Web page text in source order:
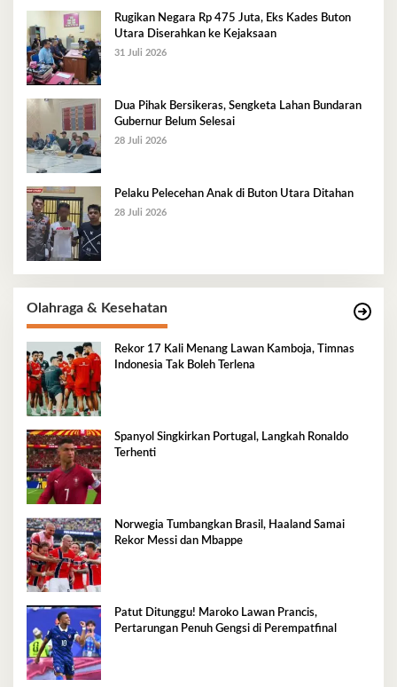
Rugikan Negara Rp 475 Juta, Eks Kades Buton
Utara Diserahkan ke Kejaksaan
31 Juli 2026
Dua Pihak Bersikeras, Sengketa Lahan Bundaran
Gubernur Belum Selesai
28 Juli 2026
Pelaku Pelecehan Anak di Buton Utara Ditahan
28 Juli 2026
Olahraga & Kesehatan
Rekor 17 Kali Menang Lawan Kamboja, Timnas
Indonesia Tak Boleh Terlena
Spanyol Singkirkan Portugal, Langkah Ronaldo
Terhenti
Norwegia Tumbangkan Brasil, Haaland Samai
Rekor Messi dan Mbappe
Patut Ditunggu! Maroko Lawan Prancis,
Pertarungan Penuh Gengsi di Perempatfinal